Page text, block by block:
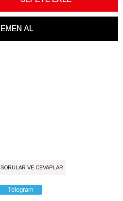
SORULAR VE CEVAPLAR
Telegram